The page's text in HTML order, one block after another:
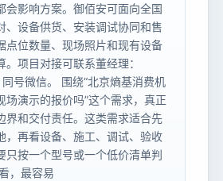
会影响方案。御佰安可面向全国
、设备供货、安装调试协同和售
点位数量、现场照片和现有设备
项目对接可联系董经理：
号微信。 围绕“北京熵基消费机
场演示的报价吗”这个需求，真正
界和交付责任。这类需求适合先
，再看设备、施工、调试、验收
只按一个型号或一个低价清单判
，最容易